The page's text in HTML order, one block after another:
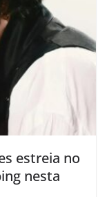
estreia no
nesta